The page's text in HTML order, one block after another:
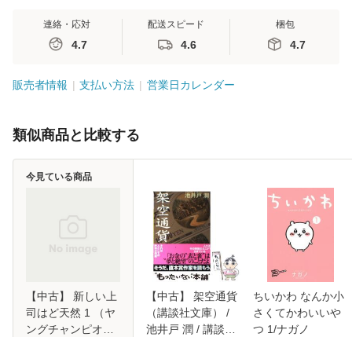
連絡・応対
4.7
配送スピード
4.6
梱包
4.7
販売者情報 支払い方法 営業日カレンダー
類似商品と比較する
【中古】 新しい上
司はど天然 1 （ヤ
ングチャンピオン
今見ている商品
【中古】 架空通貨
（講談社文庫） /
池井戸 潤 / 講談社
ちいかわ なんか小
さくてかわいいや
つ 1/ナガノ